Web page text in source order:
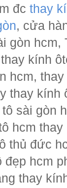
đc thay
, cửa
gòn hcm,
kính
hcm,
thay
sài gòn
hcm
thủ đức
đẹp hcm
thay